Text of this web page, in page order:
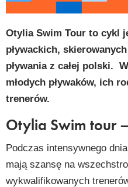
Otylia Swim Tour to cykl
pływackich,
pływania z całej polski.
młodych pływaków, ich
trenerów.
Otylia Swim tour
Podczas intensywnego
mają szansę na
wykwalifikowanych